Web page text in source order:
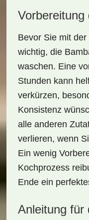
Vorbereitung
Bevor Sie mit
wichtig, die
waschen. Eine
Stunden kann
verkürzen,
Konsistenz
alle anderen
verlieren, wenn
Ein wenig
Kochprozess
Ende ein
Anleitung für